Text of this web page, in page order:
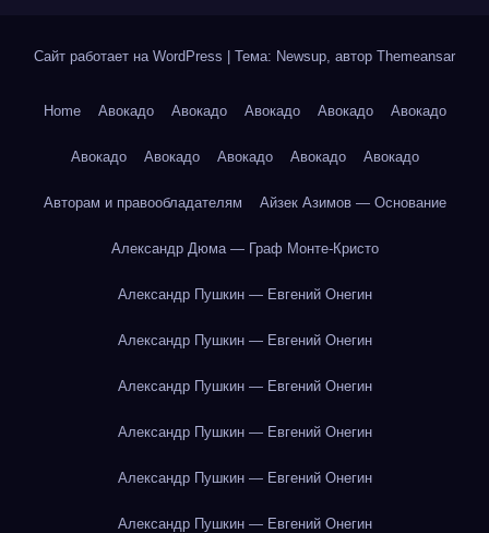
Сайт работает на WordPress Тема: Newsup, автор Themeansar
Home Авокадо Авокадо Авокадо Авокадо Авокадо
Авокадо Авокадо Авокадо Авокадо Авокадо
Авторам и правообладателям Айзек Азимов — Основание
Александр Дюма — Граф Монте-Кристо
Александр Пушкин — Евгений Онегин
Александр Пушкин — Евгений Онегин
Александр Пушкин — Евгений Онегин
Александр Пушкин — Евгений Онегин
Александр Пушкин — Евгений Онегин
Александр Пушкин — Евгений Онегин